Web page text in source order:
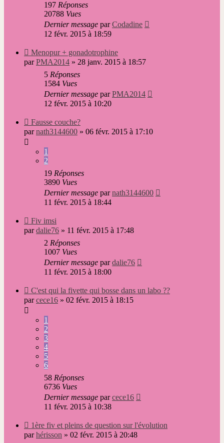
197 Réponses
20788 Vues
Dernier message parCodadine
12 févr. 2015 à 18:59
Nouveau
message
Menopur + gonadotrophine
parPMA2014 » 28 janv. 2015 à 18:57
5 Réponses
1584 Vues
Dernier message parPMA2014
12 févr. 2015 à 10:20
Nouveau
message
Fausse couche?
parnath3144600 » 06 févr. 2015 à 17:10
1
2
19 Réponses
3890 Vues
Dernier message parnath3144600
11 févr. 2015 à 18:44
Nouveau
message
Fiv imsi
pardalie76 » 11 févr. 2015 à 17:48
2 Réponses
1007 Vues
Dernier message pardalie76
11 févr. 2015 à 18:00
Nouveau
message
C'est qui la fivette qui bosse dans un labo ??
parcece16 » 02 févr. 2015 à 18:15
1
2
3
4
5
6
58 Réponses
6736 Vues
Dernier message parcece16
11 févr. 2015 à 10:38
Nouveau
message
1ère fiv et pleins de question sur l'évolution
parhérisson » 02 févr. 2015 à 20:48